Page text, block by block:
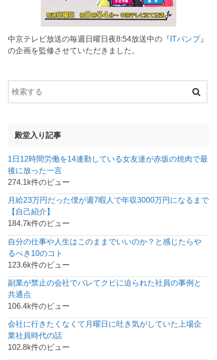
中京テレビ放送の毎週日曜日夜8:54放送中の『ITパンプ』
の企画を監修させていただきました。
殿堂入り記事
1日12時間労働を14連勤している女友達が赤坂の焼肉で最
後に放った一言
274.1k件のビュー
月給23万円だった僕が週7暇人で年収3000万円になるまで
【自己紹介】
184.7k件のビュー
自分の仕事や人生はこのままでいいのか？と感じたらや
るべき10のコト
123.6k件のビュー
副業が禁止の会社でバレてクビに迫られた社員の事例と
共通点
106.4k件のビュー
会社に行きたくなくて月曜日に吐き気がしていた上場企
業社員時代の話
102.8k件のビュー